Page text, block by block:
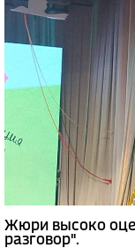
Жюри высоко
разговор".